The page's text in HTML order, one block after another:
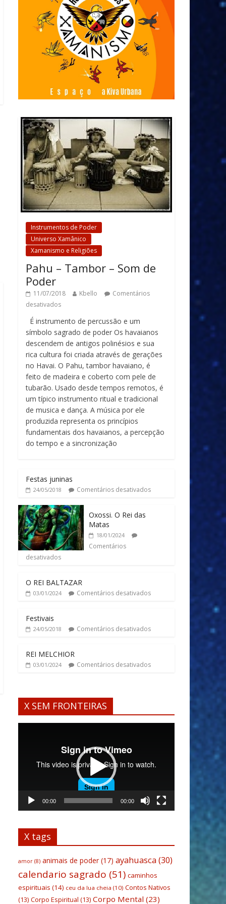
Instrumentos de Poder
Universo Xamânico
Xamanismo e Religiões
Pahu – Tambor – Som de
Poder
11/07/2018 Kbello
Comentários
desativados
É instrumento de percussão e um
símbolo sagrado de poder Os havaianos
descendem de antigos polinésios e sua
rica cultura foi criada através de gerações
no Havai. O Pahu, tambor havaiano, é
feito de madeira e coberto com pele de
tubarão. Usado desde tempos remotos, é
um típico instrumento ritual e tradicional
de musica e dança. A música por ele
produzida representa os princípios
fundamentais dos havaianos, a percepção
do tempo e a sincronização
Festas juninas
24/05/2018 Comentários desativados
Oxossi. O Rei das
Matas
18/01/2024
Comentários
desativados
O REI BALTAZAR
03/01/2024 Comentários desativados
Festivais
24/05/2018 Comentários desativados
REI MELCHIOR
03/01/2024 Comentários desativados
X SEM FRONTEIRAS
00:00 00:00
X tags
amor (8) animais de poder(17) ayahuasca(30)
calendario sagrado (51) caminhos
espirituais (14) ceu da lua cheia (10) Contos Nativos
(13) Corpo Espiritual (13) Corpo Mental (23)